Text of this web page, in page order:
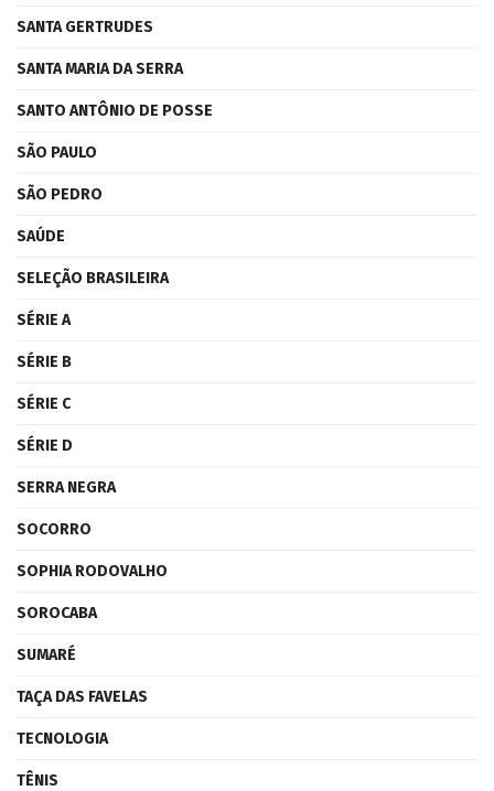
SANTA GERTRUDES
SANTA MARIA DA SERRA
SANTO ANTÔNIO DE POSSE
SÃO PAULO
SÃO PEDRO
SAÚDE
SELEÇÃO BRASILEIRA
SÉRIE A
SÉRIE B
SÉRIE C
SÉRIE D
SERRA NEGRA
SOCORRO
SOPHIA RODOVALHO
SOROCABA
SUMARÉ
TAÇA DAS FAVELAS
TECNOLOGIA
TÊNIS